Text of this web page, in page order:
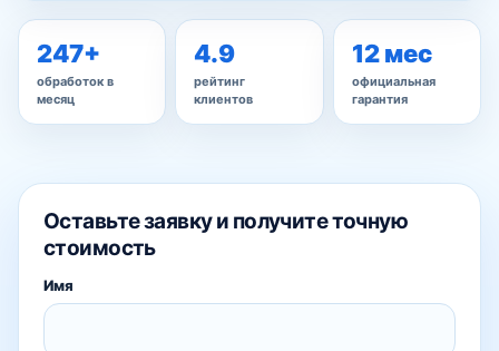
247+
обработок в
месяц
4.9
рейтинг
клиентов
12 мес
официальная
гарантия
Оставьте заявку и получите точную
стоимость
Имя